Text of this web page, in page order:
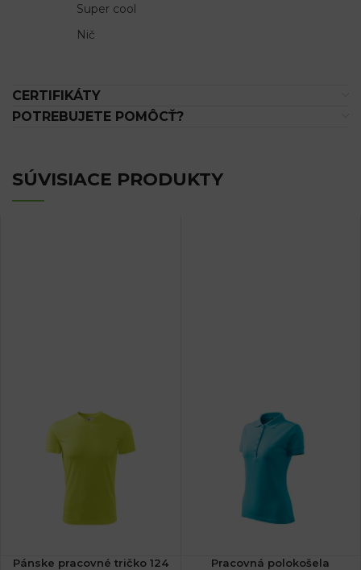
Super cool
Nič
CERTIFIKÁTY
POTREBUJETE POMÔCŤ?
SÚVISIACE PRODUKTY
Pánske pracovné tričko 124
Pracovná polokošela